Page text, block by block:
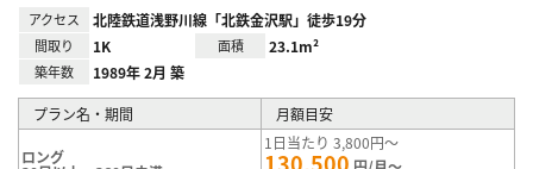
アクセス 北陸鉄道浅野川線「北鉄金沢駅」徒歩19分
間取り 1K 面積 23.1m²
築年数 1989年 2月 築
プラン名・期間 月額目安
ロング
1日当たり 3,800円～
130,500